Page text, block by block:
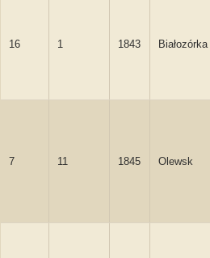
16 1 1843 Białozórka
7 11 1845 Olewsk